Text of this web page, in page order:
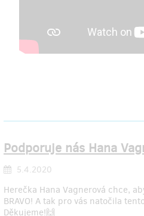
Podporuje nás Hana
5.4.2020
Herečka Hana Vagnerová chce,
BRAVO! A tak pro vás natočila
Děkujeme!🙌